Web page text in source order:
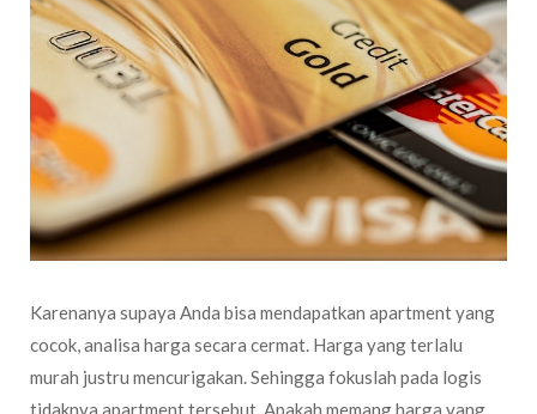
Karenanya supaya Anda bisa mendapatkan apartment yang
cocok, analisa harga secara cermat. Harga yang terlalu
murah justru mencurigakan. Sehingga fokuslah pada logis
tidaknya apartment tersebut. Apakah memang harga yang